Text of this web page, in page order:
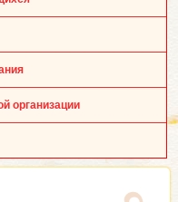
организации